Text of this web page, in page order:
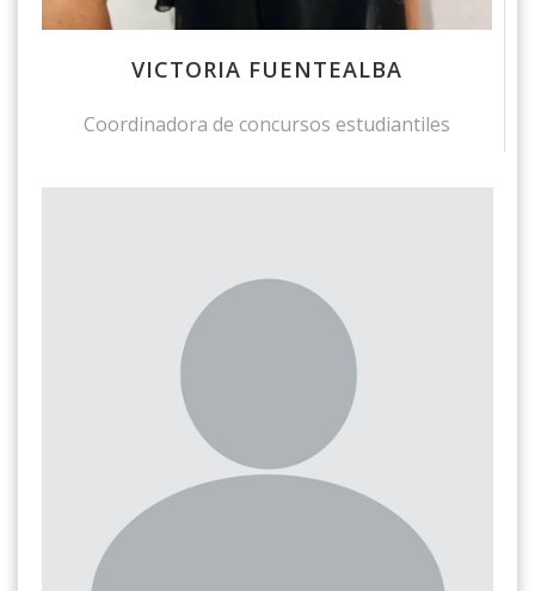
VICTORIA FUENTEALBA
Coordinadora de concursos estudiantiles